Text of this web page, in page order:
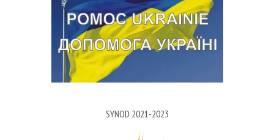
SYNOD 2021-2023